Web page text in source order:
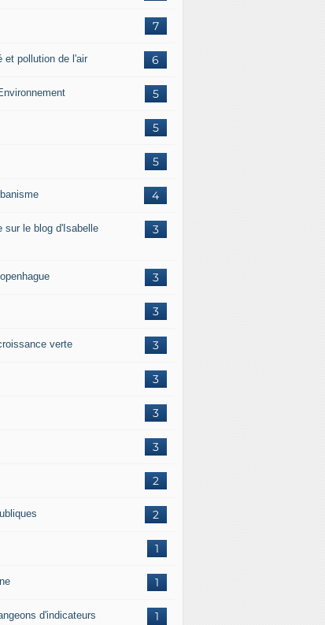
7
6
et pollution de l'air
5
5
5
4
3
sur le blog d'Isabelle
3
3
3
verte
3
3
3
2
2
1
1
1
d'indicateurs